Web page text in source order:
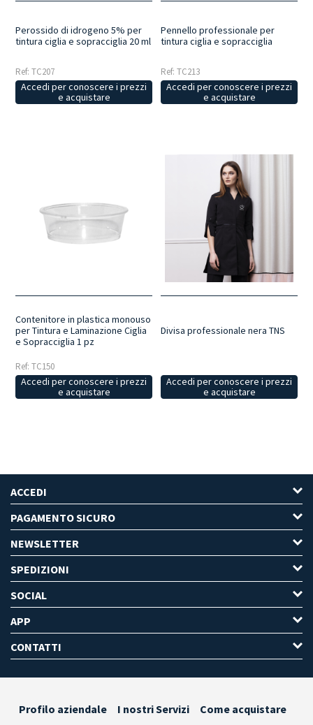
Perossido di idrogeno 5% per
tintura ciglia e sopracciglia 20 ml
Ref: TC207
Accedi per conoscere i prezzi
e acquistare
Pennello professionale per
tintura ciglia e sopracciglia
Ref: TC213
Accedi per conoscere i prezzi
e acquistare
Contenitore in plastica monouso
per Tintura e Laminazione Ciglia
e Sopracciglia 1 pz
Ref: TC150
Accedi per conoscere i prezzi
e acquistare
Divisa professionale nera TNS
Accedi per conoscere i prezzi
e acquistare
ACCEDI
PAGAMENTO SICURO
NEWSLETTER
SPEDIZIONI
SOCIAL
APP
CONTATTI
Profilo aziendale I nostri Servizi
Come acquistare